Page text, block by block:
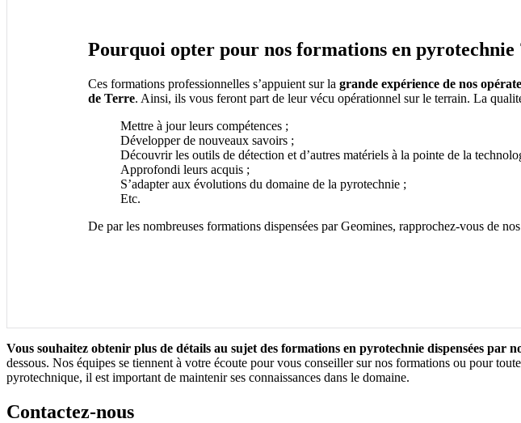
Pourquoi opter pour nos formations en pyrotechnie
Ces formations professionnelles s’appuient sur la grande expérience de nos
de Terre. Ainsi, ils vous feront part de leur vécu opérationnel sur le terrain. La
Mettre à jour leurs compétences ;
Développer de nouveaux savoirs ;
Découvrir les outils de détection et d’autres matériels à la pointe de la
Approfondi leurs acquis ;
S’adapter aux évolutions du domaine de la pyrotechnie ;
Etc.
De par les nombreuses formations dispensées par Geomines, rapprochez-vous de
Vous souhaitez obtenir plus de détails au sujet des formations en pyrotechnie dispensées par
dessous. Nos équipes se tiennent à votre écoute pour vous conseiller sur nos formations ou pour
pyrotechnique, il est important de maintenir ses connaissances dans le domaine.
Contactez-nous